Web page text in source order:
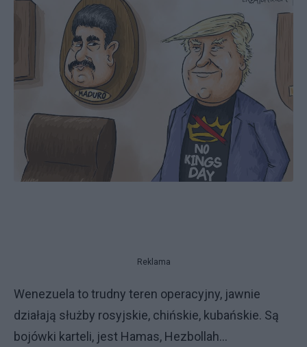
Reklama
Wenezuela to trudny teren operacyjny, jawnie
działają służby rosyjskie, chińskie, kubańskie. Są
bojówki karteli, jest Hamas, Hezbollah...